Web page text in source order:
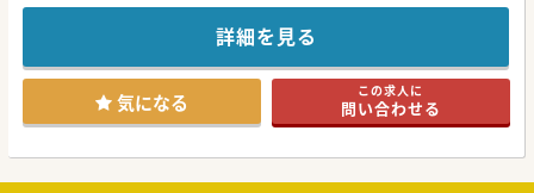
■人気の京王線最寄り駅で駅からも徒歩5分と好立地のクリ
ニックとなります。周りに商業施設などがある環境です。
■当法人は、ワンストップで地域包括的医療のサービスを提
供することを目指しています。一緒に地域の方々へ医療の提
供を行っていただける先生を歓迎しております。
■法人内には、高額給与希望の医師や子育て中のドクターで
ワークライフバランス重視の医師など、多様な働き方のご相
談が可能です。
【医療機関情報】
■東京西部でクリニック、健診施設、訪問介護ステーション
詳細を見る
気になる この求人に
問い合わせる